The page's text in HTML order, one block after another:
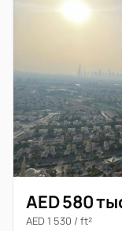
AED 580
AED 1 530 / ft²